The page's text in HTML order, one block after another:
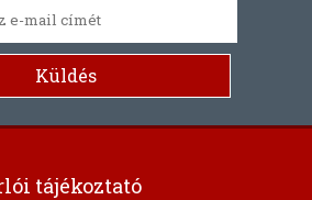
tájékoztató